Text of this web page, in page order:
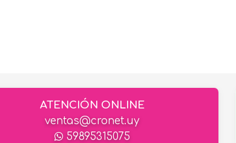
ATENCIÓN ONLINE
ventas@cronet.uy
59895315075